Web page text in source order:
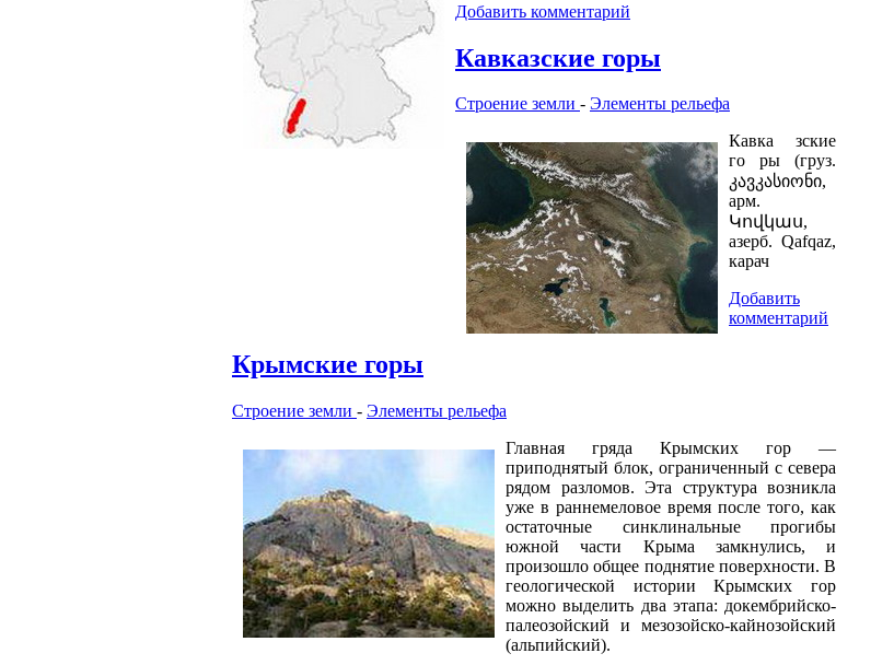
Добавить комментарий
Кавказские горы
Строение земли - Элементы рельефа
Кавка зские
го ры (груз.
კავკასიონი,
арм.
Կովկաս,
азерб. Qafqaz,
карач
Добавить
комментарий
Крымские горы
Строение земли - Элементы рельефа
Главная гряда Крымских гор —
приподнятый блок, ограниченный с севера
рядом разломов. Эта структура возникла
уже в раннемеловое время после того, как
остаточные синклинальные прогибы
южной части Крыма замкнулись, и
произошло общее поднятие поверхности. В
геологической истории Крымских гор
можно выделить два этапа: докембрийско-
палеозойский и мезозойско-кайнозойский
(альпийский).